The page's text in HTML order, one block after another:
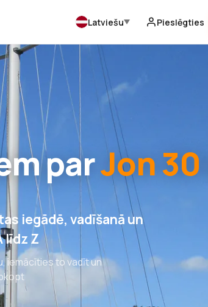
Latviešu Pieslēgties
parJon 30
iegādē, vadīšanā un
līdz Z
iemācīties to vadīt un